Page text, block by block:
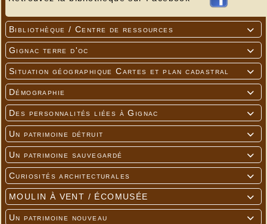

Bibliothèque / Centre de ressources

Gignac terre d'oc

Situation géographique Cartes et plan cadastral

Démographie

Des personnalités liées à Gignac

Un patrimoine détruit

Un patrimoine sauvegardé

Curiosités architecturales

MOULIN À VENT / ÉCOMUSÉE

Un patrimoine nouveau